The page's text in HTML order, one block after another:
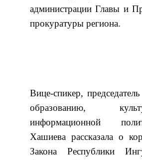
администрации Главы и
прокуратуры региона.
Вице-спикер,
образованию,
информационной
Хашиева рассказала о
Закона Республики